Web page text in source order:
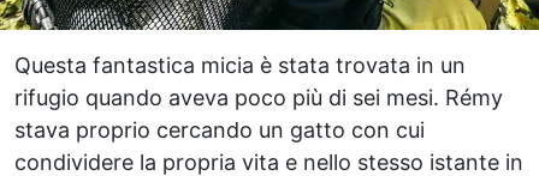
Questa fantastica micia è stata trovata in un
rifugio quando aveva poco più di sei mesi. Rémy
stava proprio cercando un gatto con cui
condividere la propria vita e nello stesso istante in